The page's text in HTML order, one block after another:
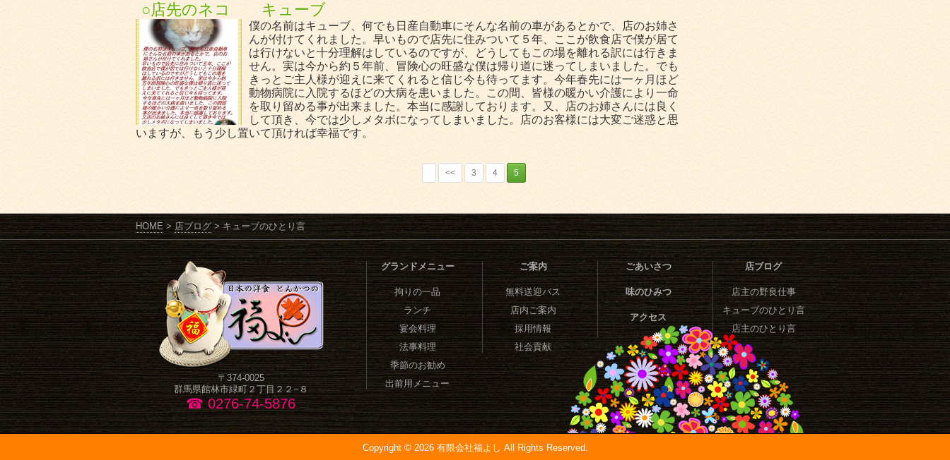
○店先のネコ キューブ
僕の名前はキューブ、何でも日産自動車にそんな名前の車があるとかで、店のお姉さ
んが付けてくれました。早いもので店先に住みついて５年、ここが飲食店で僕が居て
は行けないと十分理解はしているのですが、どうしてもこの場を離れる訳には行きま
せん。実は今から約５年前、冒険心の旺盛な僕は帰り道に迷ってしまいました。でも
きっとご主人様が迎えに来てくれると信じ今も待ってます。今年春先には一ヶ月ほど
動物病院に入院するほどの大病を患いました。この間、皆様の暖かい介護により一命
を取り留める事が出来ました。本当に感謝しております。又、店のお姉さんには良く
して頂き、今では少しメタボになってしまいました。店のお客様には大変ご迷惑と思
いますが、もう少し置いて頂ければ幸福です。
<< 3 4 5
HOME > 店ブログ >キューブのひとり言
〒374-0025
群馬県館林市緑町２丁目２２−８
☎ 0276-74-5876
グランドメニュー
拘りの一品
ランチ
宴会料理
法事料理
季節のお勧め
出前用メニュー
ご案内
無料送迎バス
店内ご案内
採用情報
社会貢献
ごあいさつ
味のひみつ
アクセス
店ブログ
店主の野良仕事
キューブのひとり言
店主のひとり言
Copyright © 2026 有限会社福よし All Rights Reserved.